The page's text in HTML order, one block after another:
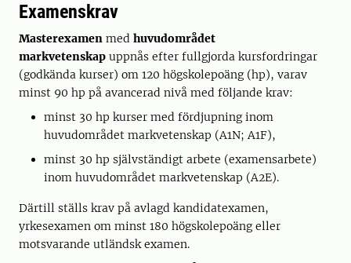
Examenskrav
Masterexamen med huvudområdet
markvetenskap uppnås efter fullgjorda kursfordringar
(godkända kurser) om 120 högskolepoäng (hp), varav
minst 90 hp på avancerad nivå med följande krav:
minst 30 hp kurser med fördjupning inom
huvudområdet markvetenskap (A1N; A1F),
minst 30 hp självständigt arbete (examensarbete)
inom huvudområdet markvetenskap (A2E).
Därtill ställs krav på avlagd kandidatexamen,
yrkesexamen om minst 180 högskolepoäng eller
motsvarande utländsk examen.